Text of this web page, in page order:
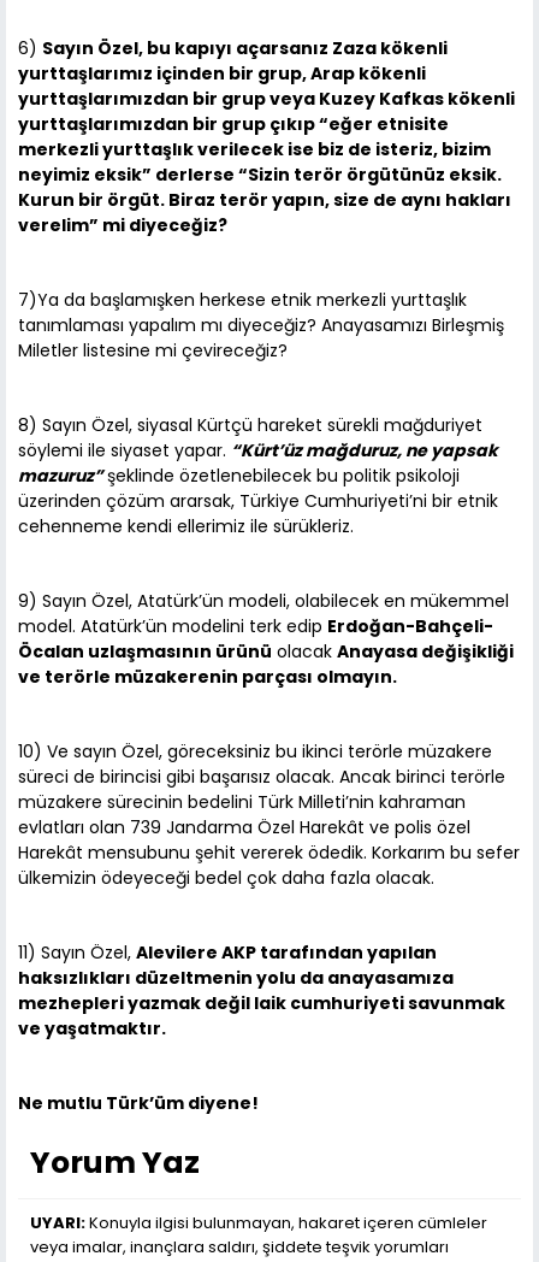
6) Sayın Özel, bu kapıyı açarsanız Zaza kökenli
yurttaşlarımız içinden bir grup, Arap kökenli
yurttaşlarımızdan bir grup veya Kuzey Kafkas kökenli
yurttaşlarımızdan bir grup çıkıp “eğer etnisite
merkezli yurttaşlık verilecek ise biz de isteriz, bizim
neyimiz eksik” derlerse “Sizin terör örgütünüz eksik.
Kurun bir örgüt. Biraz terör yapın, size de aynı hakları
verelim” mi diyeceğiz?
7)Ya da başlamışken herkese etnik merkezli yurttaşlık
tanımlaması yapalım mı diyeceğiz? Anayasamızı Birleşmiş
Miletler listesine mi çevireceğiz?
8) Sayın Özel, siyasal Kürtçü hareket sürekli mağduriyet
söylemi ile siyaset yapar. “Kürt’üz mağduruz, ne yapsak
mazuruz”şeklinde özetlenebilecek bu politik psikoloji
üzerinden çözüm ararsak, Türkiye Cumhuriyeti’ni bir etnik
cehenneme kendi ellerimiz ile sürükleriz.
9) Sayın Özel, Atatürk’ün modeli, olabilecek en mükemmel
model. Atatürk’ün modelini terk edip Erdoğan-Bahçeli-
Öcalan uzlaşmasının ürünü olacak Anayasa değişikliği
ve terörle müzakerenin parçası olmayın.
10) Ve sayın Özel, göreceksiniz bu ikinci terörle müzakere
süreci de birincisi gibi başarısız olacak. Ancak birinci terörle
müzakere sürecinin bedelini Türk Milleti’nin kahraman
evlatları olan 739 Jandarma Özel Harekât ve polis özel
Harekât mensubunu şehit vererek ödedik. Korkarım bu sefer
ülkemizin ödeyeceği bedel çok daha fazla olacak.
11) Sayın Özel, Alevilere AKP tarafından yapılan
haksızlıkları düzeltmenin yolu da anayasamıza
mezhepleri yazmak değil laik cumhuriyeti savunmak
ve yaşatmaktır.
Ne mutlu Türk’üm diyene!
Yorum Yaz
UYARI:Konuyla ilgisi bulunmayan, hakaret içeren cümleler
veya imalar, inançlara saldırı, şiddete teşvik yorumları